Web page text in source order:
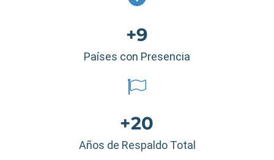
+9
Países con Presencia
+20
Años de Respaldo Total